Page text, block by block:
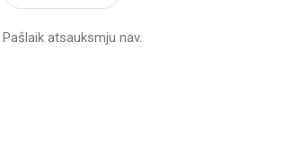
Pašlaik atsauksmju nav.